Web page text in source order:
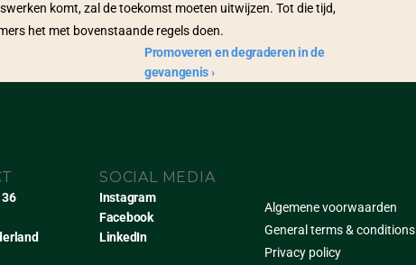
komt, zal de toekomst moeten uitwijzen. Tot die tijd,
het met bovenstaande regels doen.
Promoveren en degraderen in de
gevangenis ›
36
SOCIAL MEDIA
Instagram
Facebook
LinkedIn
Algemene voorwaarden
General terms & conditions
Privacy policy